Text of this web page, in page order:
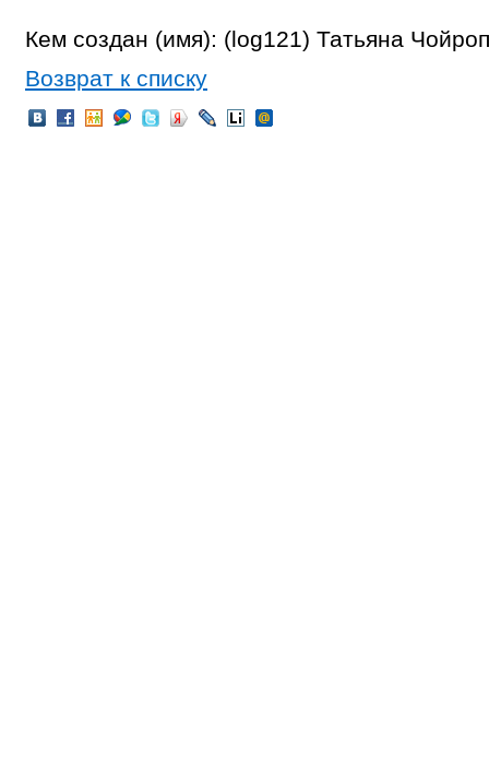
Кем создан (имя): (log121) Татьяна
Возврат к списку